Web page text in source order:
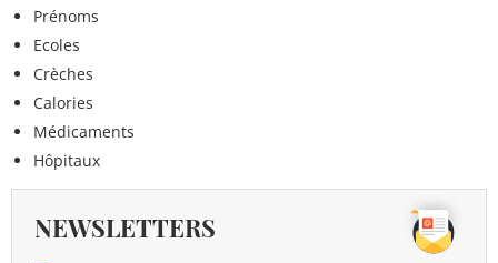
Prénoms
Ecoles
Crèches
Calories
Médicaments
Hôpitaux
NEWSLETTERS